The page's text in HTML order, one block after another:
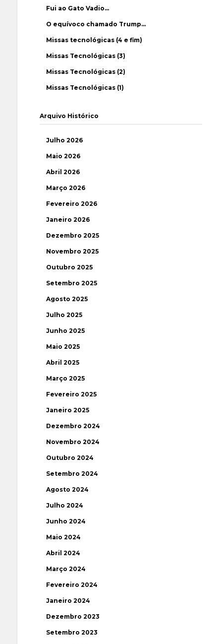
Fui ao Gato Vadio…
O equívoco chamado Trump…
Missas tecnológicas (4 e fim)
Missas Tecnológicas (3)
Missas Tecnológicas (2)
Missas Tecnológicas (1)
Arquivo Histórico
Julho 2026
Maio 2026
Abril 2026
Março 2026
Fevereiro 2026
Janeiro 2026
Dezembro 2025
Novembro 2025
Outubro 2025
Setembro 2025
Agosto 2025
Julho 2025
Junho 2025
Maio 2025
Abril 2025
Março 2025
Fevereiro 2025
Janeiro 2025
Dezembro 2024
Novembro 2024
Outubro 2024
Setembro 2024
Agosto 2024
Julho 2024
Junho 2024
Maio 2024
Abril 2024
Março 2024
Fevereiro 2024
Janeiro 2024
Dezembro 2023
Setembro 2023